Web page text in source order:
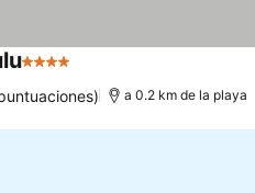
4 Estrellas
a 0.2 km de la playa